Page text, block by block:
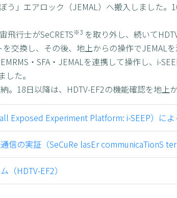
う」エアロック（JEMAL）へ搬入しました
飛行士がSeCRETS※3 を取り外し、続いて
交換し、その後、地上からの操作でJEMALを
・SFA・JEMALを連携して操作し、i-
た。
。18日以降は、HDTV‑EF2の機能確認を地上
Exposed Experiment Platform: i-SEEP）に
の実証（SeCuRe lasEr communicaTionS
（HDTV-EF2）